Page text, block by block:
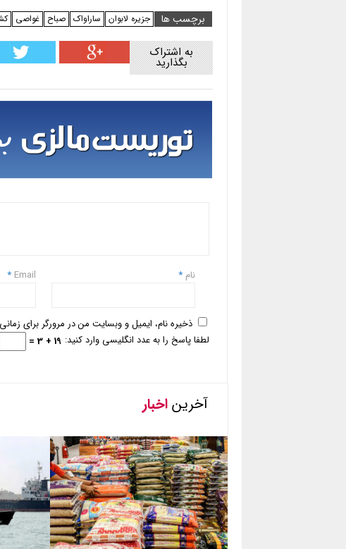
برچسب ها
جزیره لابوان ساراواک صباح غواصی
به اشتراک
بگذارید
نام *
Email
*
ذخیره نام، ایمیل و وبسایت من در مرورگر برای
لطفا پاسخ را به عدد انگلیسی وارد کنید: 19 + 3 =
آخریناخبار